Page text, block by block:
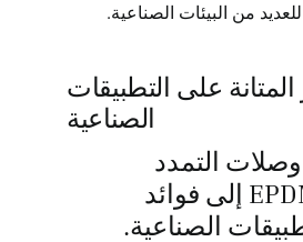
للعديد من البيئات الصناعية.
المتانة على التطبيقات
الصناعية
التمدد
المطاطية EPDM إلى فوائد
الصناعية.